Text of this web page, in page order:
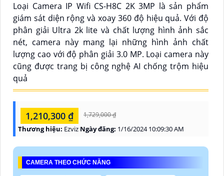
Loại Camera IP Wifi CS-H8C 2K 3MP là sản phẩm
giám sát diện rộng và xoay 360 độ hiệu quả. Với độ
phân giải Ultra 2k lite và chất lượng hình ảnh sắc
nét, camera này mang lại những hình ảnh chất
lượng cao với độ phân giải 3.0 MP. Loại camera này
cũng được trang bị công nghệ AI chống trộm hiệu
quả
1,210,300 ₫ 1,729,000 ₫
Thương hiệu: Ezviz Ngày đăng: 1/16/2024 10:09:30 AM
CAMERA THEO CHỨC NĂNG